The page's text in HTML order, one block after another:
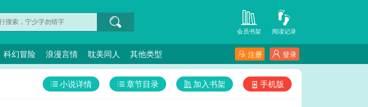
阅读记录
会员书架
科幻冒险 浪漫言情 耽美同人 其他类型 登录
注册
手机版
加入书架
章节目录
小说详情